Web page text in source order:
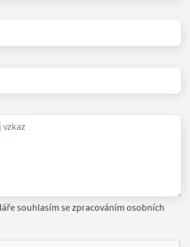
souhlasím se zpracováním osobních